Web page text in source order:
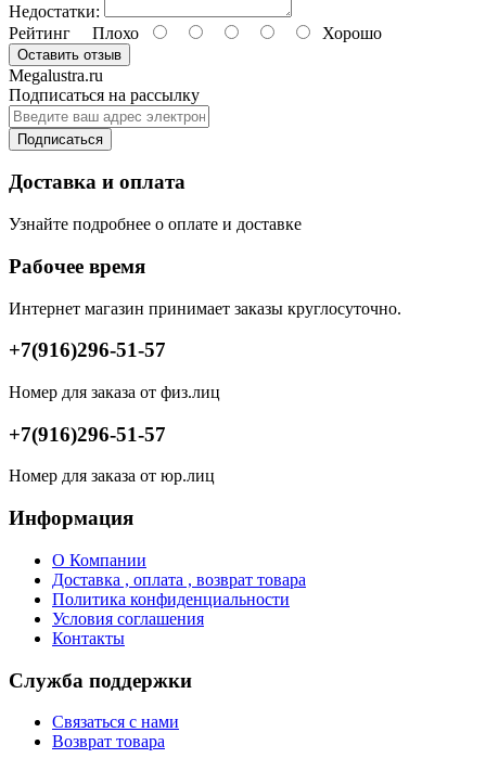
Недостатки:
Рейтинг Плохо Хорошо
Оставить отзыв
Megalustra.ru
Подписаться на рассылку
Подписаться
Доставка и оплата
Узнайте подробнее о оплате и доставке
Рабочее время
Интернет магазин принимает заказы круглосуточно.
+7(916)296-51-57
Номер для заказа от физ.лиц
+7(916)296-51-57
Номер для заказа от юр.лиц
Информация
О Компании
Доставка , оплата , возврат товара
Политика конфиденциальности
Условия соглашения
Контакты
Служба поддержки
Связаться с нами
Возврат товара